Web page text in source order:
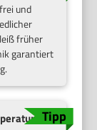
und
früher
garantiert